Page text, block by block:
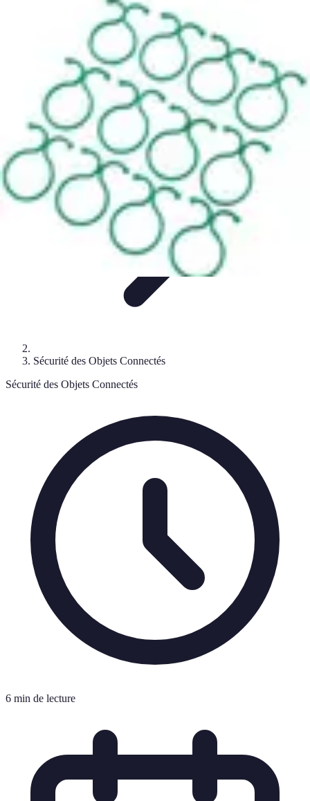
Guides et TutorielsSécurité des objets
TendancesObjets connectés
Connect Belgium
Sécurité des Objets Connectés
Sécurité des Objets Connectés
6 min de lecture